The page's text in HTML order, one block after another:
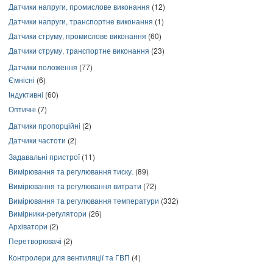
Датчики напруги, промислове виконання (12)
Датчики напруги, транспортне виконання (1)
Датчики струму, промислове виконання (60)
Датчики струму, транспортне виконання (23)
Датчики положення (77)
Ємнісні (6)
Індуктивні (60)
Оптичні (7)
Датчики пропорційні (2)
Датчики частоти (2)
Задавальні пристрої(11)
Вимірювання та регулювання тиску. (89)
Вимірювання та регулювання витрати (72)
Вимірювання та регулювання температури (332)
Вимірники-регулятори (26)
Архіватори (2)
Перетворювачі (2)
Контролери для вентиляції та ГВП (4)